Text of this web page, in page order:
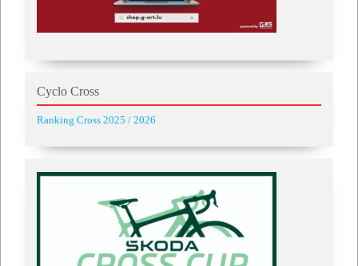
Cyclo Cross
Ranking Cross 2025 / 2026